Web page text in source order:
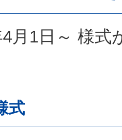
月1日～ 様式
式